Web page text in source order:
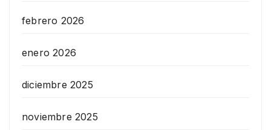
febrero 2026
enero 2026
diciembre 2025
noviembre 2025